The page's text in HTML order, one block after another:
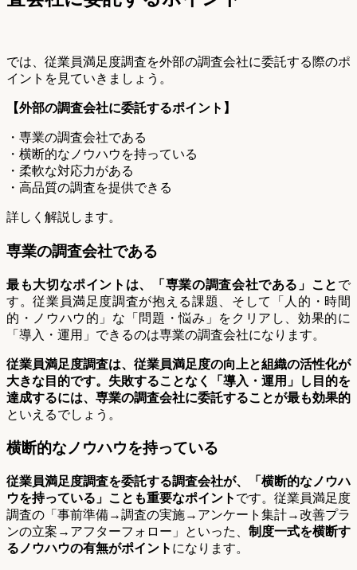
では、従業員満足度調査を外部の調査会社に委託する際のポ
イントを見ていきましょう。
【外部の調査会社に委託するポイント】
・専業の調査会社である
・横断的なノウハウを持っている
・柔軟な対応力がある
・高品質の調査を提供できる
詳しく解説します。
専業の調査会社である
最も大切なポイントは、「専業の調査会社である」こと で
す。従業員満足度調査が抱える課題、そして「人的・時間
的・ノウハウ的」な「問題・悩み」をクリアし、効果的に
「導入・運用」できるのは専業の調査会社になります。
従業員満足度調査は、従業員満足度の向上と組織の活性化が
大きな目的です。失敗することなく「導入・運用」し目的を
達成するには、専業の調査会社に委託することが最も効果的
といえるでしょう。
横断的なノウハウを持っている
従業員満足度調査を委託する調査会社が、「横断的なノウハ
ウを持っている」ことも重要なポイント です。従業員満足度
調査の「事前準備→調査の実施→アンケート集計→改善プラ
ンの立案→アフターフォロー」といった、 制度一式を横断す
るノウハウの有無がポイント になります。